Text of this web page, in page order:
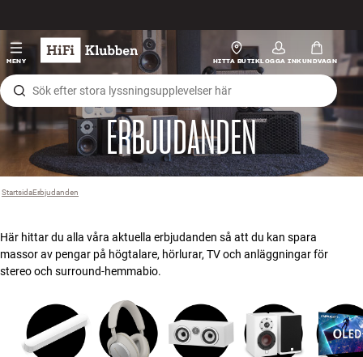
MENY HITTA BUTIKLOGGA INKUNDVAGN
HiFi
Högtalare
Skivspelare
Hörlurar
TV
Kablar
Startsida ›
Erbjudanden
ERBJUDANDEN
Här hittar du alla våra aktuella erbjudanden så att du kan spara
massor av pengar på högtalare, hörlurar, TV och anläggningar för
stereo och surround-hemmabio.